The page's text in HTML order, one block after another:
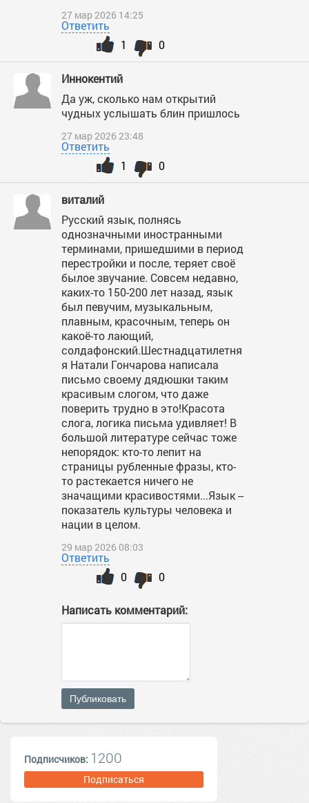
27 мар 2026 14:25
Ответить
0
1
Иннокентий
Да уж, сколько нам открытий
чудных услышать блин пришлось
27 мар 2026 23:48
Ответить
0
1
виталий
Русский язык, полнясь
однозначными иностранными
терминами, пришедшими в период
перестройки и после, теряет своё
былое звучание. Совсем недавно,
каких-то 150-200 лет назад, язык
был певучим, музыкальным,
плавным, красочным, теперь он
какоё-то лающий,
солдафонский.Шестнадцатилетня
я Натали Гончарова написала
письмо своему дядюшки таким
красивым слогом, что даже
поверить трудно в это!Красота
слога, логика письма удивляет! В
большой литературе сейчас тоже
непорядок: кто-то лепит на
страницы рубленные фразы, кто-
то растекается ничего не
значащими красивостями...Язык --
показатель культуры человека и
нации в целом.
29 мар 2026 08:03
Ответить
0
0
Написать комментарий:
Публиковать
Подписчиков: 1200
Подписаться